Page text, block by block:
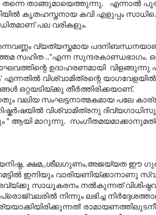
തന്നെ താങ്ങുമായെത്തുന്നു. എന്നാല്‍
കൃതഹസ്തനായ കവി എളുപ്പം
പല വരികളും.
വ്യത്യസ്തമായ
സഹിത ..”എന്ന സുന്ദരകാണ്ഡഭാ‍ഗം.
ഉദാഹരണമായി വിളങ്ങുന്നു
വിശ്വാമിത്രന്റെ
ഒറ്റയടിയ്ക്കു തീര്‍ത്തിരിക്കയാണ്.
സംഘട്ടനാത്മകമായ പലേ
വിശ്വാമിത്രനു
ആയി മാറുന്നു.
ക്ഷമ,,ശീലഗുണം,അജയ്യത ഈ
ഇനിയും വാരിയണിയ്ക്കാനാണു
സാധൂകരനം നല്‍കുന്നത്
നിന്നും ലഭിച്ച